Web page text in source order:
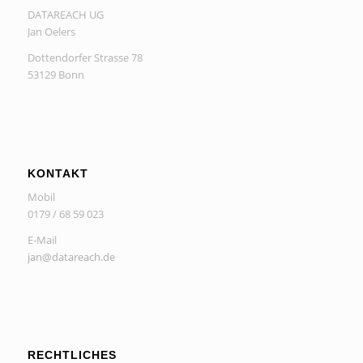
DATAREACH UG
Jan Oelers
Dottendorfer Strasse 78
53129 Bonn
KONTAKT
Mobil
0179 / 68 59 023
E-Mail
jan@datareach.de
RECHTLICHES